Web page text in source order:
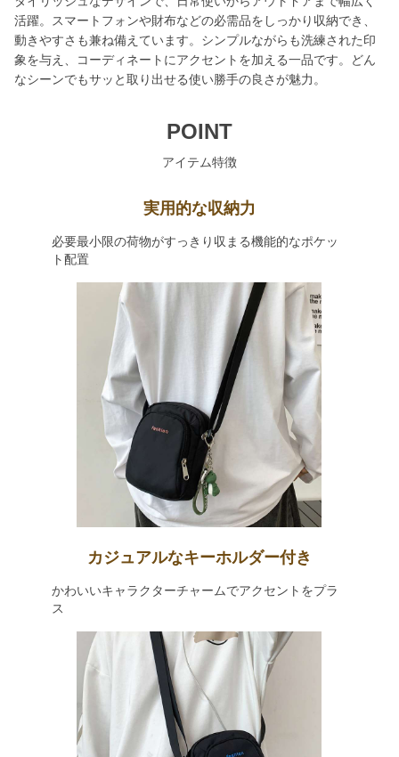
活躍。スマートフォンや財布などの必需品をしっかり収納でき、
動きやすさも兼ね備えています。シンプルながらも洗練された印
象を与え、コーディネートにアクセントを加える一品です。どん
なシーンでもサッと取り出せる使い勝手の良さが魅力。
POINT
アイテム特徴
実用的な収納力
必要最小限の荷物がすっきり収まる機能的なポケッ
ト配置
カジュアルなキーホルダー付き
かわいいキャラクターチャームでアクセントをプラ
ス